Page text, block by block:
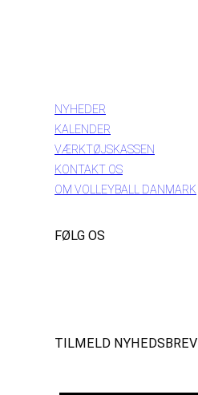
NYHEDER
KALENDER
VÆRKTØJSKASSEN
KONTAKT OS
OM VOLLEYBALL DANMARK
FØLG OS
TILMELD NYHEDSBREV